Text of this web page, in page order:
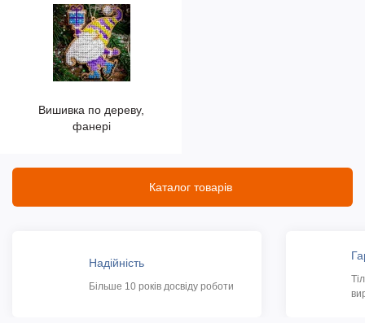
Вишивка по дереву,
фанері
Каталог товарів
Надійність
Більше 10 років досвіду роботи